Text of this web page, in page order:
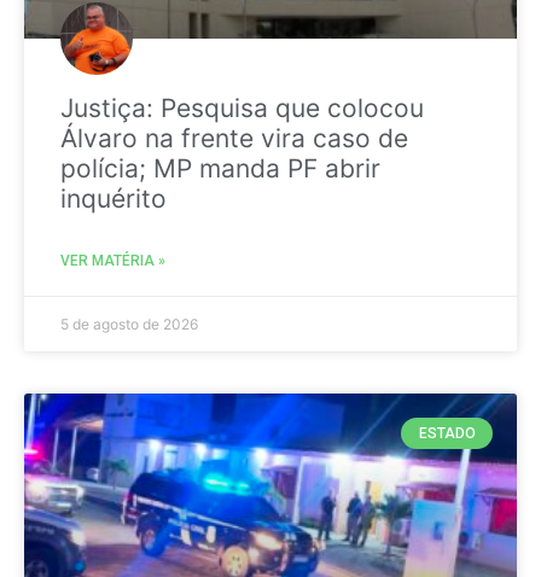
Justiça: Pesquisa que colocou
Álvaro na frente vira caso de
polícia; MP manda PF abrir
inquérito
VER MATÉRIA »
5 de agosto de 2026
ESTADO